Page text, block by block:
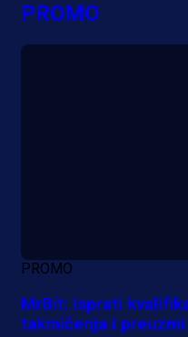
PROMO
PROMO
MrBit: Isprati
takmičenja i